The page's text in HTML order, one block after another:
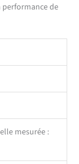
de
mesurée :